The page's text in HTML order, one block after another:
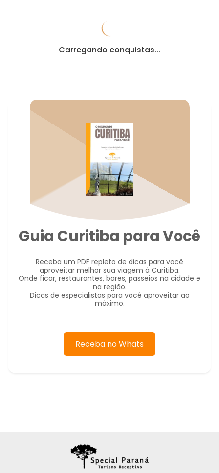
Carregando conquistas...
Guia Curitiba para Você
Receba um PDF repleto de dicas para você
aproveitar melhor sua viagem à Curitiba.
Onde ficar, restaurantes, bares, passeios na cidade e
na região.
Dicas de especialistas para você aproveitar ao
máximo.
Receba no Whats